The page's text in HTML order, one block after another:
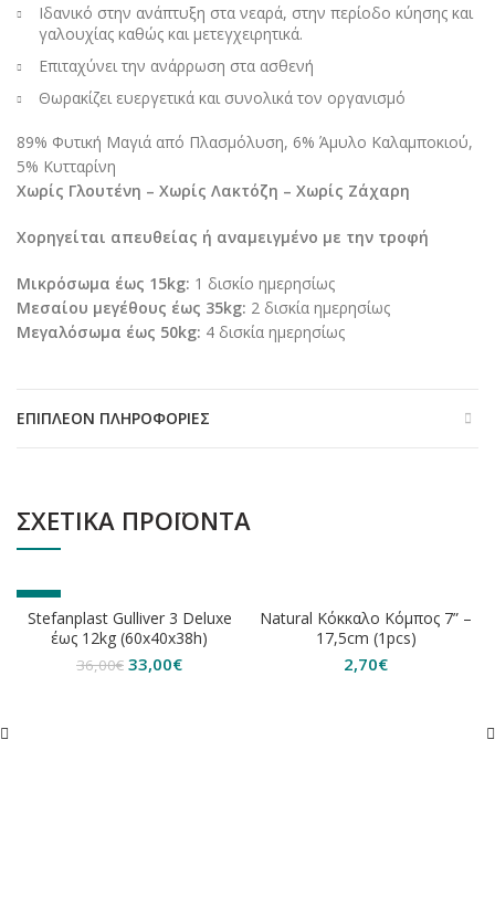
Ιδανικό στην ανάπτυξη στα νεαρά, στην περίοδο κύησης και
γαλουχίας καθώς και μετεγχειρητικά.
Επιταχύνει την ανάρρωση στα ασθενή
Θωρακίζει ευεργετικά και συνολικά τον οργανισμό
89% Φυτική Μαγιά από Πλασμόλυση, 6% Άμυλο Καλαμποκιού,
5% Κυτταρίνη
Χωρίς Γλουτένη – Χωρίς Λακτόζη – Χωρίς Ζάχαρη
Χορηγείται απευθείας ή αναμειγμένο με την τροφή
Μικρόσωμα έως 15kg: 1 δισκίο ημερησίως
Μεσαίου μεγέθους έως 35kg: 2 δισκία ημερησίως
Μεγαλόσωμα έως 50kg: 4 δισκία ημερησίως
ΕΠΙΠΛΈΟΝ ΠΛΗΡΟΦΟΡΊΕΣ
ΣΧΕΤΙΚΆ ΠΡΟΪΌΝΤΑ
-8%
Stefanplast Gulliver 3 Deluxe
έως 12kg (60x40x38h)
36,00€ Original
33,00€Η
Natural Κόκκαλο Κόμπος 7” –
17,5cm (1pcs)
2,70€